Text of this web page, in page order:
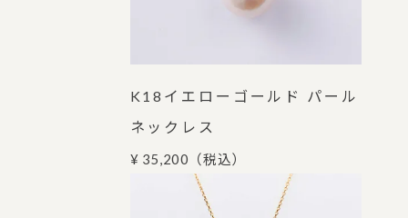
K18イエローゴールド パール
ネックレス
¥ 35,200 （税込）